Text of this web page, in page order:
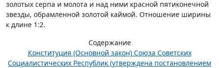
золотых серпа и молота и над ними красной пятиконечной
звезды, обрамленной золотой каймой. Отношение ширины
к длине 1:2.
Содержание
Конституция (Основной закон) Союза Советских
Социалистических Республик (утверждена постановлением